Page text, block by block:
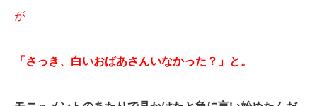
が
「さっき、白いおばあさんいなかった？」と。